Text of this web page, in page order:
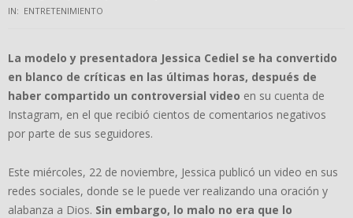
IN: ENTRETENIMIENTO
La modelo y presentadora Jessica Cediel se ha convertido
en blanco de críticas en las últimas horas, después de
haber compartido un controversial video en su cuenta de
Instagram, en el que recibió cientos de comentarios negativos
por parte de sus seguidores.
Este miércoles, 22 de noviembre, Jessica publicó un video en sus
redes sociales, donde se le puede ver realizando una oración y
alabanza a Dios. Sin embargo, lo malo no era que lo